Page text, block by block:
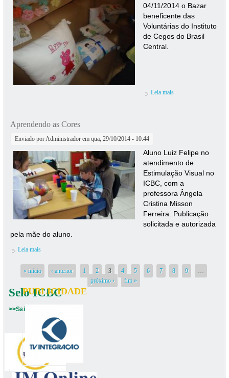
04/11/2014 o Bazar
beneficente das
Voluntárias do Instituto
de Cegos do Brasil
Central.
Leia mais
Aprendendo as Cores
Enviado por Administrador em qua, 29/10/2014 - 10:44
Aluno Luiz Felipe no
atendimento de
Estimulação Visual no
ICBC, com a
professora Ângela
Cristina Misson
Ferreira. Publicação
solicitada e autorizada
pela mãe do aluno.
Leia mais
Páginas
« início ‹ anterior 1 2 3 4 5 6 7 8 9
próximo ›
fim »
Selo ICBC
>>Saiba mais
PUBLICIDADE